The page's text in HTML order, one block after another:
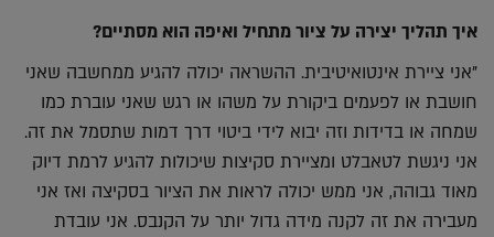
איך תהליך יצירה על ציור מתחיל ואיפה הוא מסתיים?
"אני ציירת אינטואיטיבית. ההשראה יכולה להגיע ממחשבה שאני
חושבת או לפעמים ביקורת על משהו או רגש שאני עוברת כמו
שמחה או בדידות וזה יבוא לידי ביטוי דרך דמות שתסמל את זה.
אני ניגשת לטאבלט ומציירת סקיצות שיכולות להגיע לרמת דיוק
מאוד גבוהה, אני ממש יכולה לראות את הציור בסקיצה ואז אני
מעבירה את זה לקנה מידה גדול יותר על הקנבס. אני עובדת